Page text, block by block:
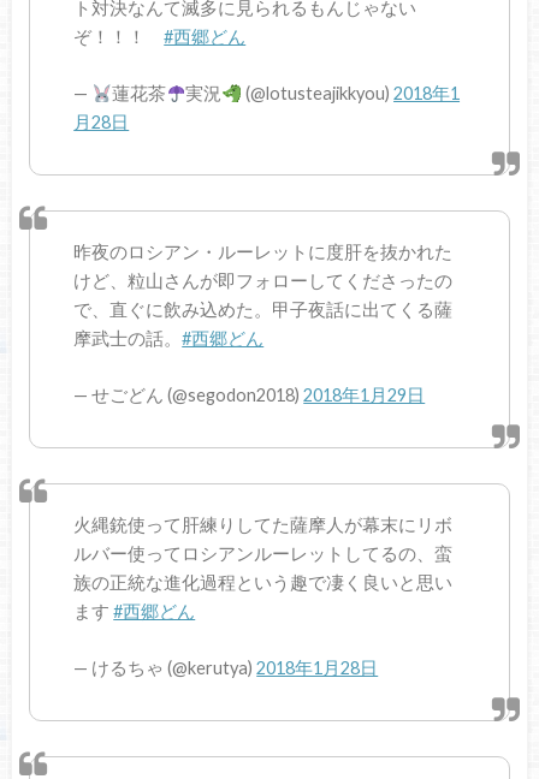
ト対決なんて滅多に見られるもんじゃない
ぞ！！！#西郷どん
— 蓮花茶 実況 (@lotusteajikkyou)2018年1
月28日
昨夜のロシアン・ルーレットに度肝を抜かれた
けど、粒山さんが即フォローしてくださったの
で、直ぐに飲み込めた。甲子夜話に出てくる薩
摩武士の話。#西郷どん
— せごどん (@segodon2018)2018年1月29日
火縄銃使って肝練りしてた薩摩人が幕末にリボ
ルバー使ってロシアンルーレットしてるの、蛮
族の正統な進化過程という趣で凄く良いと思い
ます#西郷どん
— けるちゃ (@kerutya)2018年1月28日